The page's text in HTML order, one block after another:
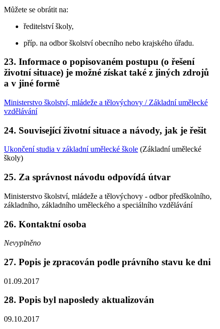
Můžete se obrátit na:
ředitelství školy,
příp. na odbor školství obecního nebo krajského úřadu.
23. Informace o popisovaném postupu (o řešení
životní situace) je možné získat také z jiných zdrojů
a v jiné formě
Ministerstvo školství, mládeže a tělovýchovy / Základní umělecké
vzdělávání
24. Související životní situace a návody, jak je řešit
Ukončení studia v základní umělecké škole (Základní umělecké
školy)
25. Za správnost návodu odpovídá útvar
Ministerstvo školství, mládeže a tělovýchovy - odbor předškolního,
základního, základního uměleckého a speciálního vzdělávání
26. Kontaktní osoba
Nevyplněno
27. Popis je zpracován podle právního stavu ke dni
01.09.2017
28. Popis byl naposledy aktualizován
09.10.2017